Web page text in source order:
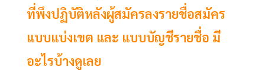
ที่พึงปฏิบัติหลังผู้สมัครลงรายชื่อสมัคร
แบบแบ่งเขต และ แบบบัญชีรายชื่อ มี
อะไรบ้างดูเลย